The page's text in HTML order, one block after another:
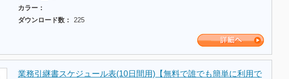
カラー：
ダウンロード数：
225
業務引継書スケジュール表(10日間用)【無料で誰でも簡単に利用で